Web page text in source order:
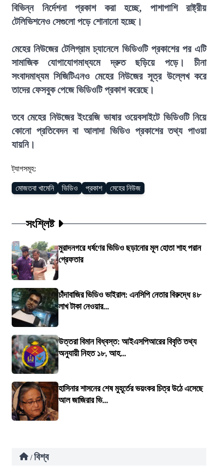
বিভিন্ন নির্দেশনা প্রকাশ করা হচ্ছে, পাশাপাশি রাষ্ট্রীয়
টেলিভিশনেও সেগুলো পড়ে শোনানো হচ্ছে।
মেহের নিউজের টেলিগ্রাম চ্যানেলে ভিডিওটি প্রকাশের পর এটি
সামাজিক যোগাযোগমাধ্যমে দ্রুত ছড়িয়ে পড়ে। চীনা
সংবাদমাধ্যম সিজিটিএনও মেহের নিউজের সূত্র উল্লেখ করে
তাদের ফেসবুক পেজে ভিডিওটি প্রকাশ করেছে।
তবে মেহের নিউজের ইংরেজি ভাষার ওয়েবসাইটে ভিডিওটি নিয়ে
কোনো প্রতিবেদন বা আলাদা ভিডিও প্রকাশের তথ্য পাওয়া
যায়নি।
ট্যাগসমূহ:
মোজতবা খামেনি ভিডিও প্রকাশ মেহের নিউজ
সংশ্লিষ্ট
মুরাদনগরে ধর্ষণের ভিডিও ছড়ানোর মূল হোতা শাহ পরান
গ্রেফতার
চাঁদাবাজির ভিডিও ভাইরাল: এনসিপি নেতার বিরুদ্ধে ৪৮
লাখ টাকা নেওয়ার...
উত্তরা বিমান বিধ্বস্ত: আইএসপিআরের বিবৃতি তথ্য
অনুযায়ী নিহত ১৮, আহ...
হাসিনার শাসনের শেষ মুহূর্তের ভয়ংকর চিত্র উঠে এসেছে
আল জাজিরার ভি...
/ বিশ্ব